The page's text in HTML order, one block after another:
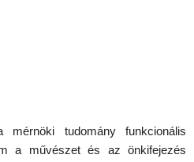
tudomány funkcionális
a művészet és az önkifejezés